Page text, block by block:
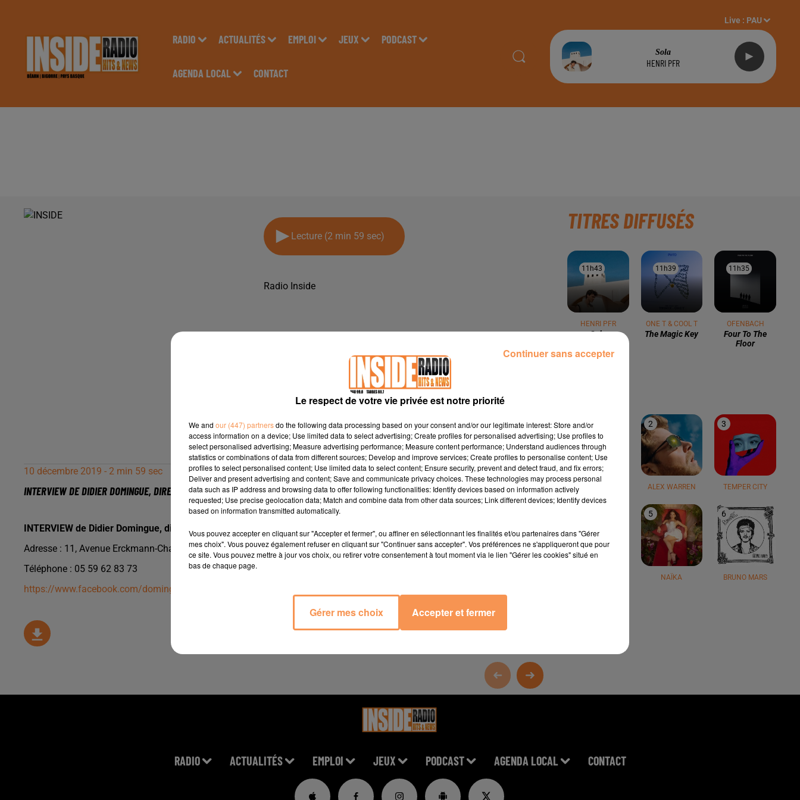
RADIO ACTUALITÉS EMPLOI JEUX PODCAST
AGENDA LOCAL CONTACT
Live : PAU
Sola
HENRI PFR
Lecture (2 min 59 sec)
Radio Inside
10 décembre 2019 - 2 min 59 sec
INTERVIEW DE DIDIER DOMINGUE, DIRECTEUR DE DOMINGUE AUTOMOBILE, DANS LES STUDIOS DE RADIO INSIDE !!!
INTERVIEW de Didier Domingue, directeur de Domingue Automobile, dans les studios de Radio Inside !!!
Adresse : 11, Avenue Erckmann-Chatrian, 64140 Pau-Lons
Téléphone : 05 59 62 83 73
https://www.facebook.com/domingue.automobile/
TITRES DIFFUSÉS
11h43
11h43
HENRI PFR
Sola
11h39
11h39
ONE T & COOL T
The Magic Key
11h35
11h35
OFENBACH
Four To The
Floor
1
TEDDY SWIMS
2
ALEX WARREN
3
TEMPER CITY
5
NAÏKA
6
BRUNO MARS
RADIO ACTUALITÉS EMPLOI JEUX PODCAST AGENDA LOCAL CONTACT
Le respect de votre vie privée est notre priorité
We and our (447) partnersdo the following data processing based on your consent and/or our legitimate interest: Store and/or
access information on a device; Use limited data to select advertising; Create profiles for personalised advertising; Use profiles to
select personalised advertising; Measure advertising performance; Measure content performance; Understand audiences through
statistics or combinations of data from different sources; Develop and improve services; Create profiles to personalise content; Use
profiles to select personalised content; Use limited data to select content; Ensure security, prevent and detect fraud, and fix errors;
Deliver and present advertising and content; Save and communicate privacy choices. These technologies may process personal
data such as IP address and browsing data to offer following functionalities: Identify devices based on information actively
requested; Use precise geolocation data; Match and combine data from other data sources; Link different devices; Identify devices
based on information transmitted automatically.
Vous pouvez accepter en cliquant sur "Accepter et fermer", ou affiner en sélectionnant les finalités et/ou partenaires dans "Gérer
mes choix". Vous pouvez également refuser en cliquant sur "Continuer sans accepter". Vos préférences ne s'appliqueront que pour
ce site. Vous pouvez mettre à jour vos choix, ou retirer votre consentement à tout moment via le lien "Gérer les cookies" situé en
bas de chaque page.
Gérer mes choix Accepter et fermer
Continuer sans accepter